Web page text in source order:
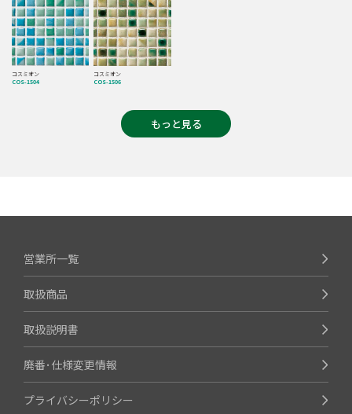
コスミオン
COS-1504
コスミオン
COS-1506
もっと見る
営業所一覧
取扱商品
取扱説明書
廃番･仕様変更情報
プライバシーポリシー